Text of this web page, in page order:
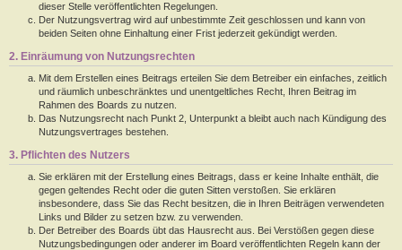
dieser Stelle veröffentlichten Regelungen.
Der Nutzungsvertrag wird auf unbestimmte Zeit geschlossen und kann von
beiden Seiten ohne Einhaltung einer Frist jederzeit gekündigt werden.
2. Einräumung von Nutzungsrechten
Mit dem Erstellen eines Beitrags erteilen Sie dem Betreiber ein einfaches, zeitlich
und räumlich unbeschränktes und unentgeltliches Recht, Ihren Beitrag im
Rahmen des Boards zu nutzen.
Das Nutzungsrecht nach Punkt 2, Unterpunkt a bleibt auch nach Kündigung des
Nutzungsvertrages bestehen.
3. Pflichten des Nutzers
Sie erklären mit der Erstellung eines Beitrags, dass er keine Inhalte enthält, die
gegen geltendes Recht oder die guten Sitten verstoßen. Sie erklären
insbesondere, dass Sie das Recht besitzen, die in Ihren Beiträgen verwendeten
Links und Bilder zu setzen bzw. zu verwenden.
Der Betreiber des Boards übt das Hausrecht aus. Bei Verstößen gegen diese
Nutzungsbedingungen oder anderer im Board veröffentlichten Regeln kann der